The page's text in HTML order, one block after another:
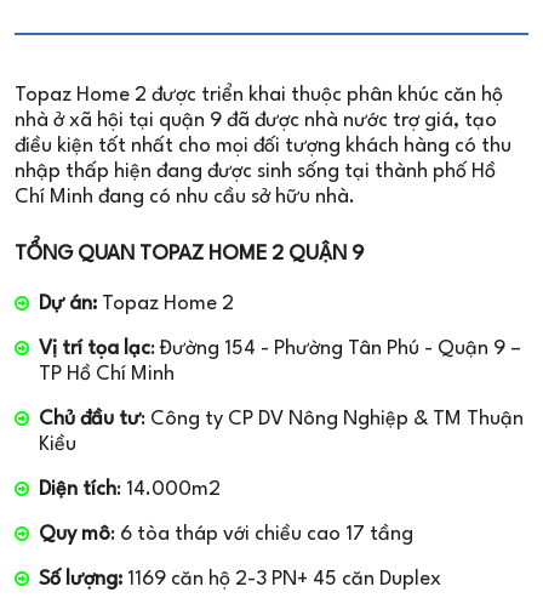
Topaz Home 2 được triển khai thuộc phân khúc căn hộ
nhà ở xã hội tại quận 9 đã được nhà nước trợ giá, tạo
điều kiện tốt nhất cho mọi đối tượng khách hàng có thu
nhập thấp hiện đang được sinh sống tại thành phố Hồ
Chí Minh đang có nhu cầu sở hữu nhà.
TỔNG QUAN TOPAZ HOME 2 QUẬN 9
Dự án: Topaz Home 2​
Vị trí tọa lạc: Đường 154 - Phường Tân Phú - Quận 9 –
TP Hồ Chí Minh
Chủ đầu tư: Công ty CP DV Nông Nghiệp & TM Thuận
Kiều
Diện tích: 14.000m2
Quy mô: 6 tòa tháp với chiều cao 17 tầng
Số lượng: 1169 căn hộ 2-3 PN+ 45 căn Duplex